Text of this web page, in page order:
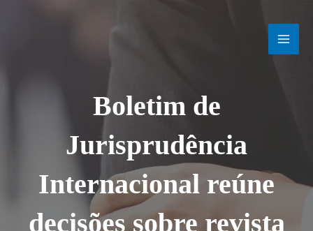
Boletim de
Jurisprudência
Internacional reúne
decisões sobre revista